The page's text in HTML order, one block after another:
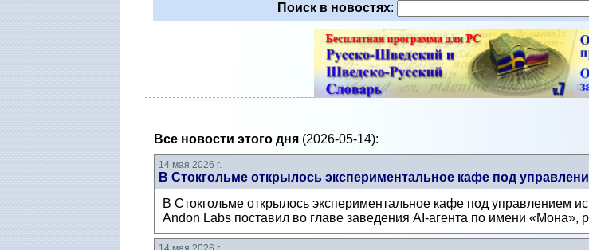
Поиск в новостях:
Все новости этого дня(2026-05-14):
14 мая 2026 г.
В Стокгольме открылось экспериментальное кафе под
В Стокгольме открылось экспериментальное кафе под управлением
Andon Labs поставил во главе заведения AI-агента по имени «Мона»,